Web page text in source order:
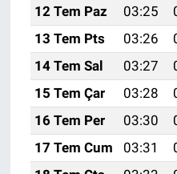
12 Tem Paz
03:25
13 Tem Pts
03:26
14 Tem Sal
03:27
15 Tem Çar
03:28
16 Tem Per
03:30
17 Tem Cum
03:31